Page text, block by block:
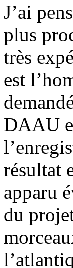
J’ai
plus
très
est
DAAU
résultat
apparu
du